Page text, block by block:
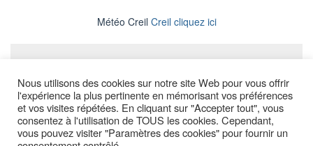
Météo Creil Creil cliquez ici
Copyright © All Rights Reserved.
Nous utilisons des cookies sur notre site Web pour vous offrir
l'expérience la plus pertinente en mémorisant vos préférences
et vos visites répétées. En cliquant sur "Accepter tout", vous
consentez à l'utilisation de TOUS les cookies. Cependant,
vous pouvez visiter "Paramètres des cookies" pour fournir un